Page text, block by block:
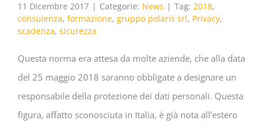
11 Dicembre 2017 | Categorie: News | Tag: 2018,
consulenza, formazione, gruppo polaris srl, Privacy,
scadenza, sicurezza
Questa norma era attesa da molte aziende, che alla data
del 25 maggio 2018 saranno obbligate a designare un
responsabile della protezione dei dati personali. Questa
figura, affatto sconosciuta in Italia, è già nota all’estero